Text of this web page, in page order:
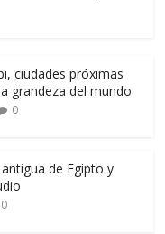
ciudades próximas
grandeza del mundo
0
de Egipto y
0